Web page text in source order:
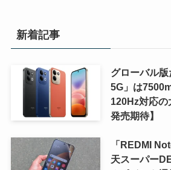
新着記事
グローバル
5G」は
120Hz対応
発売期待】
「REDMI
天スーパー